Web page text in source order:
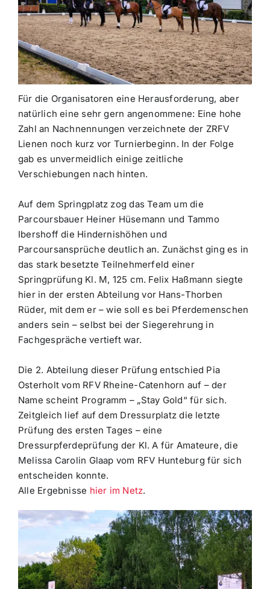
Für die Organisatoren eine Herausforderung, aber
natürlich eine sehr gern angenommene: Eine hohe
Zahl an Nachnennungen verzeichnete der ZRFV
Lienen noch kurz vor Turnierbeginn. In der Folge
gab es unvermeidlich einige zeitliche
Verschiebungen nach hinten.
Auf dem Springplatz zog das Team um die
Parcoursbauer Heiner Hüsemann und Tammo
Ibershoff die Hindernishöhen und
Parcoursansprüche deutlich an. Zunächst ging es in
das stark besetzte Teilnehmerfeld einer
Springprüfung Kl. M, 125 cm. Felix Haßmann siegte
hier in der ersten Abteilung vor Hans-Thorben
Rüder, mit dem er – wie soll es bei Pferdemenschen
anders sein – selbst bei der Siegerehrung in
Fachgespräche vertieft war.
Die 2. Abteilung dieser Prüfung entschied Pia
Osterholt vom RFV Rheine-Catenhorn auf – der
Name scheint Programm – „Stay Gold“ für sich.
Zeitgleich lief auf dem Dressurplatz die letzte
Prüfung des ersten Tages – eine
Dressurpferdeprüfung der Kl. A für Amateure, die
Melissa Carolin Glaap vom RFV Hunteburg für sich
entscheiden konnte.
Alle Ergebnisse hier im Netz.